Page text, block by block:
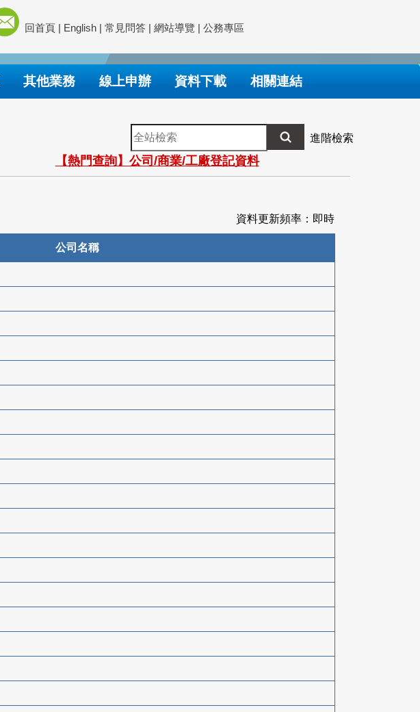
回首頁 | English | 常見問答 | 網站導覽 | 公務專區
其他業務 線上申辦 資料下載 相關連結
全
站
檢
索
進階檢索
【熱門查詢】公司/商業/工廠登記資料
資料更新頻率：即時
公司名稱